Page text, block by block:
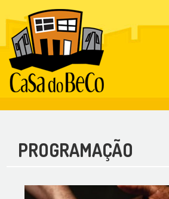
PROGRAMAÇÃO